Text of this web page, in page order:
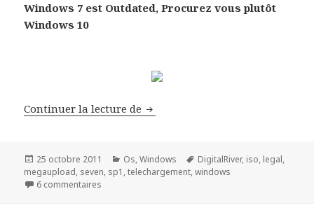
Windows 7 est Outdated, Procurez vous plutôt
Windows 10
Continuer la lecture de Telechargement ISO Windows
Publié
le
25 octobre 2011 Catégories
Os,Windows
Mots-
clés
DigitalRiver, iso, legal,
megaupload, seven, sp1 ,telechargement,windows
6 commentaires